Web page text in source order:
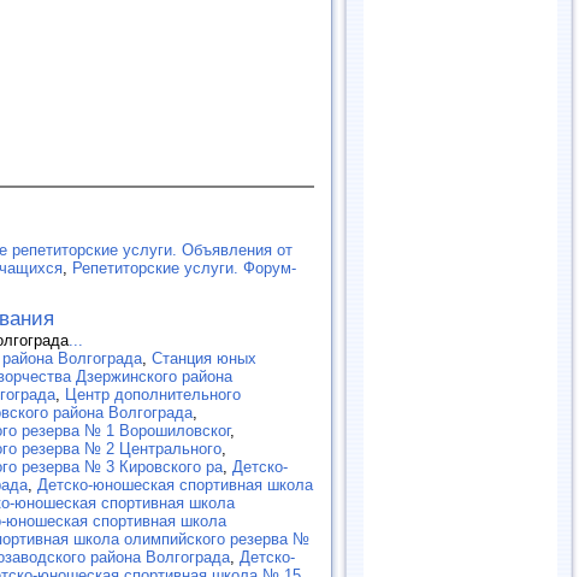
репетиторские услуги. Объявления от
, Репетиторские услуги. Форум-
...
Волгограда, Станция юных
Дзержинского района
, Центр дополнительного
района Волгограда,
резерва № 1 Ворошиловског,
резерва № 2 Центрального,
резерва № 3 Кировского ра, Детско-
, Детско-юношеская спортивная школа
юношеская спортивная школа
юношеская спортивная школа
школа олимпийского резерва №
района Волгограда, Детско-